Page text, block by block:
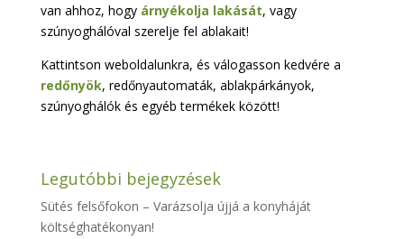
van ahhoz, hogy árnyékolja lakását, vagy
szúnyoghálóval szerelje fel ablakait!
Kattintson weboldalunkra, és válogasson kedvére a
redőnyök, redőnyautomaták, ablakpárkányok,
szúnyoghálók és egyéb termékek között!
Legutóbbi bejegyzések
Sütés felsőfokon – Varázsolja újjá a konyháját
költséghatékonyan!